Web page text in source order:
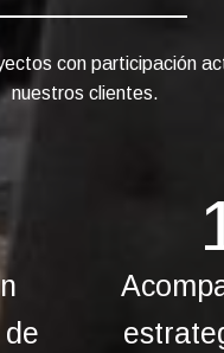
con participación
nuestros clientes.